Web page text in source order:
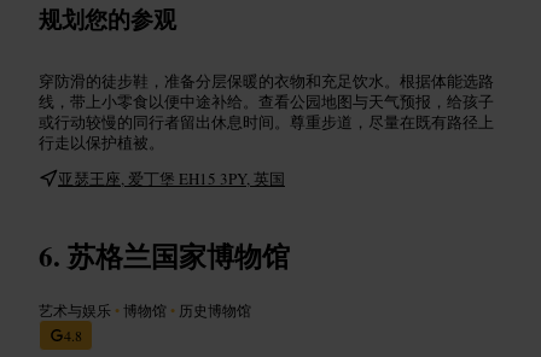
规划您的参观
穿防滑的徒步鞋，准备分层保暖的衣物和充足饮水。根据体能选路
线，带上小零食以便中途补给。查看公园地图与天气预报，给孩子
或行动较慢的同行者留出休息时间。尊重步道，尽量在既有路径上
行走以保护植被。
亚瑟王座, 爱丁堡 EH15 3PY, 英国
苏格兰国家博物馆
艺术与娱乐 •博物馆 • 历史博物馆
4.8